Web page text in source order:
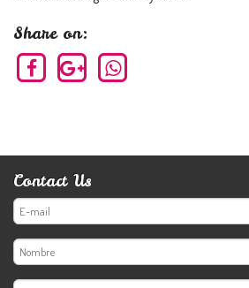
Share on:
Contact Us